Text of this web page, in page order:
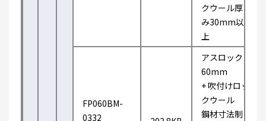
クウール厚
み30mm以
上
FP060BM-
0332
アスロック
60mm
+ 吹付けロッ
クウール
鋼材寸法制